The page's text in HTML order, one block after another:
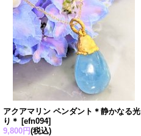
アクアマリン ペンダント＊静かなる光
り＊ [efn094]
9,800円(税込)